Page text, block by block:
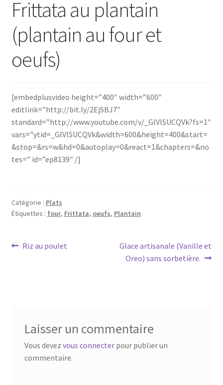
Frittata au plantain
(plantain au four et
oeufs)
[embedplusvideo height=”400″ width=”600″
editlink=”http://bit.ly/2EjSBJ7″
standard=”http://www.youtube.com/v/_GlVlSUCQVk?fs=1″
vars=”ytid=_GlVlSUCQVk&width=600&height=400&start=
&stop=&rs=w&hd=0&autoplay=0&react=1&chapters=&no
tes=” id=”ep8139″ /]
Catégorie : Plats
Étiquettes : four, Frittata, oeufs, Plantain
Navigation
Article
Riz au poulet
Article
suivant :
Glace artisanale (Vanille et
Oreo) sans sorbetière.
Laisser un commentaire
Vous devez vous connecterpour publier un
commentaire.